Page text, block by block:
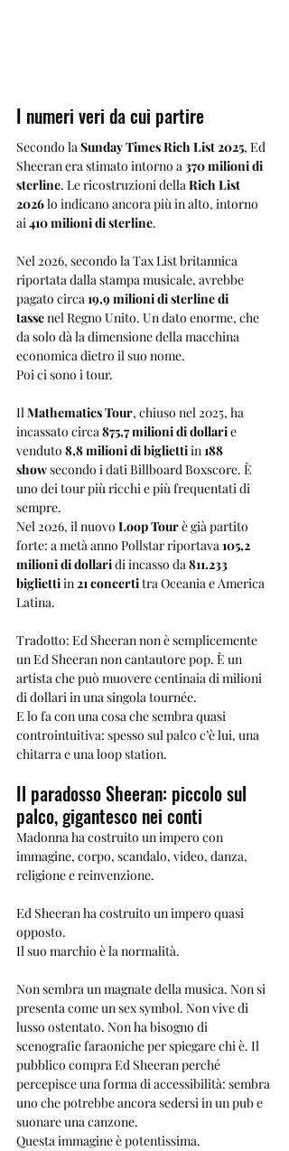
I numeri veri da cui partire
Secondo la Sunday Times Rich List 2025, Ed
Sheeran era stimato intorno a 370 milioni di
sterline. Le ricostruzioni della Rich List
2026 lo indicano ancora più in alto, intorno
ai 410 milioni di sterline.
Nel 2026, secondo la Tax List britannica
riportata dalla stampa musicale, avrebbe
pagato circa 19,9 milioni di sterline di
tasse nel Regno Unito. Un dato enorme, che
da solo dà la dimensione della macchina
economica dietro il suo nome.
Poi ci sono i tour.
Il Mathematics Tour, chiuso nel 2025, ha
incassato circa 875,7 milioni di dollari e
venduto 8,8 milioni di biglietti in 188
show secondo i dati Billboard Boxscore. È
uno dei tour più ricchi e più frequentati di
sempre.
Nel 2026, il nuovo Loop Tour è già partito
forte: a metà anno Pollstar riportava 105,2
milioni di dollari di incasso da 811.233
biglietti in 21 concerti tra Oceania e America
Latina.
Tradotto: Ed Sheeran non è semplicemente
un Ed Sheeran non cantautore pop. È un
artista che può muovere centinaia di milioni
di dollari in una singola tournée.
E lo fa con una cosa che sembra quasi
controintuitiva: spesso sul palco c’è lui, una
chitarra e una loop station.
Il paradosso Sheeran: piccolo sul
palco, gigantesco nei conti
Madonna ha costruito un impero con
immagine, corpo, scandalo, video, danza,
religione e reinvenzione.
Ed Sheeran ha costruito un impero quasi
opposto.
Il suo marchio è la normalità.
Non sembra un magnate della musica. Non si
presenta come un sex symbol. Non vive di
lusso ostentato. Non ha bisogno di
scenografie faraoniche per spiegare chi è. Il
pubblico compra Ed Sheeran perché
percepisce una forma di accessibilità: sembra
uno che potrebbe ancora sedersi in un pub e
suonare una canzone.
Questa immagine è potentissima.